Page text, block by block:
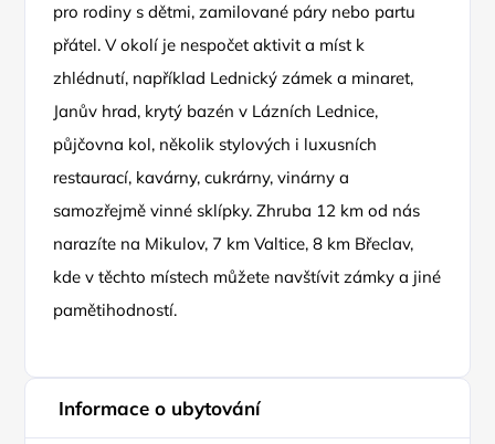
pro rodiny s dětmi, zamilované páry nebo partu
přátel. V okolí je nespočet aktivit a míst k
zhlédnutí, například Lednický zámek a minaret,
Janův hrad, krytý bazén v Lázních Lednice,
půjčovna kol, několik stylových i luxusních
restaurací, kavárny, cukrárny, vinárny a
samozřejmě vinné sklípky. Zhruba 12 km od nás
narazíte na Mikulov, 7 km Valtice, 8 km Břeclav,
kde v těchto místech můžete navštívit zámky a jiné
pamětihodností.
Informace o ubytování